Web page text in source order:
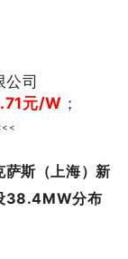
公司
元/W ；
萨斯（上海）新
38.4MW分布